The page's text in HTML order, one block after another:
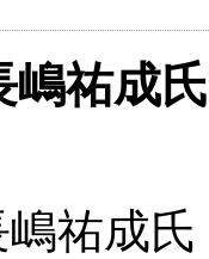
嶋祐成
祐成